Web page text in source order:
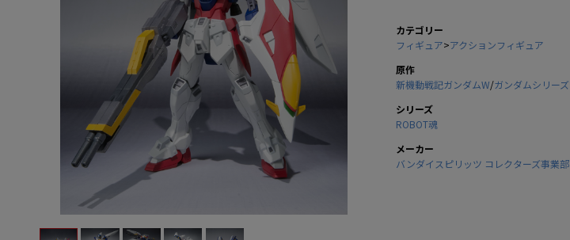
カテゴリー
フィギュア>アクションフィギュア
原作
新機動戦記ガンダムW/ガンダムシリーズ
シリーズ
ROBOT魂
メーカー
バンダイスピリッツ コレクターズ事業部